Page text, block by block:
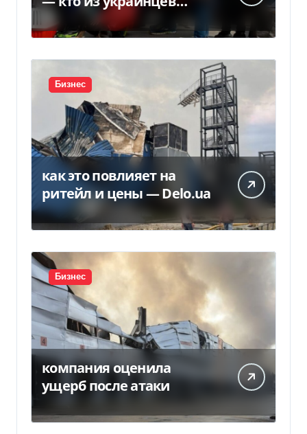
потеряет право на
временную защиту в ЕС
Бизнес
как это повлияет на
ритейл и цены — Delo.ua
Бизнес
компания оценила
ущерб после атаки